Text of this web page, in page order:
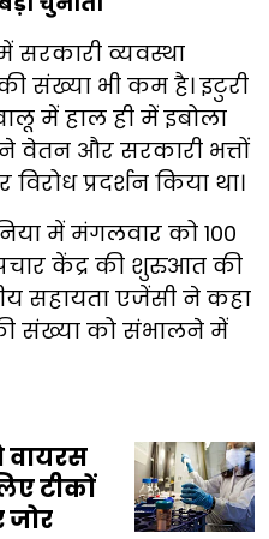
सरकारी व्यवस्था
संख्या भी कम है। इटुरी
में हाल ही में इबोला
वेतन और सरकारी भत्तों
प्रदर्शन किया था।
में मंगलवार को 100
केंद्र की शुरुआत की
सहायता एजेंसी ने कहा
संख्या को संभालने में
वायरस
टीकों
जोर